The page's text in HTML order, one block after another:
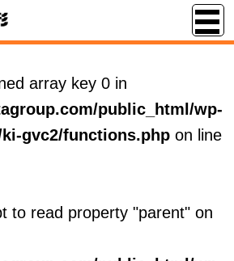
array key 0 in
public_html/wp-
gvc2/functions.phpon line
to read property "parent" on